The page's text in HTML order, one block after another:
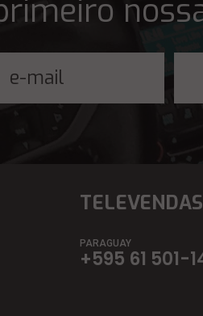
TELEVENDAS
PARAGUAY
+595 61 501-